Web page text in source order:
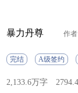
暴力丹尊 作
完结 A级签约
2,133.6万字